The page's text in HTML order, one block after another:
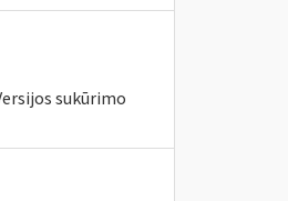
sukūrimo